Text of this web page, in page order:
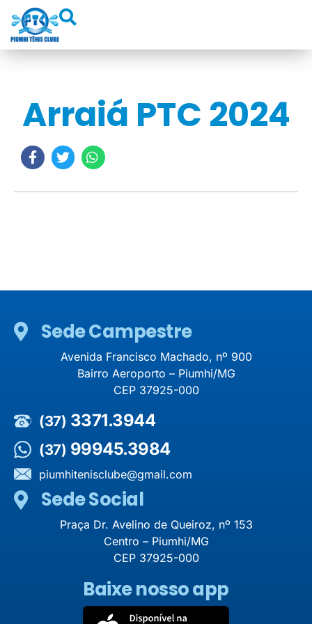
Arraiá PTC 2024
Sede Campestre
Avenida Francisco Machado, nº 900
Bairro Aeroporto – Piumhi/MG
CEP 37925-000
(37) 3371.3944
(37) 99945.3984
piumhitenisclube@gmail.com
Sede Social
Praça Dr. Avelino de Queiroz, nº 153
Centro – Piumhi/MG
CEP 37925-000
Baixe nosso app